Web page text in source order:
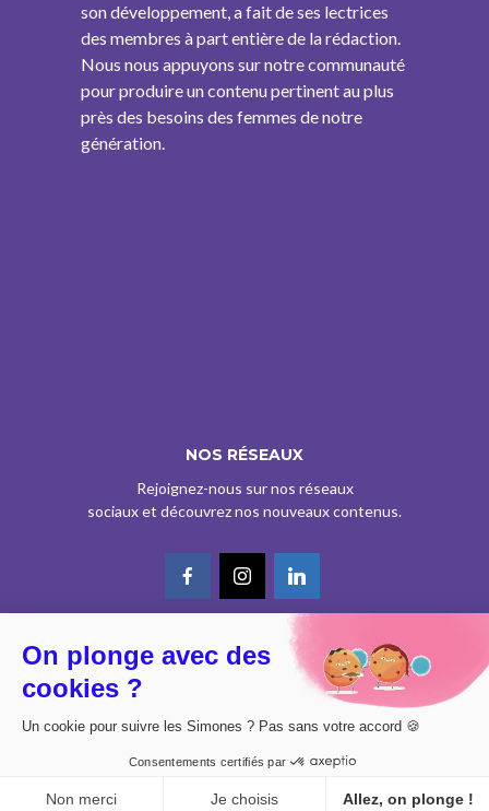
son développement, a fait de ses lectrices
des membres à part entière de la rédaction.
Nous nous appuyons sur notre communauté
pour produire un contenu pertinent au plus
près des besoins des femmes de notre
génération.
NOS RÉSEAUX
Rejoignez-nous sur nos réseaux
sociaux et découvrez nos nouveaux contenus.
© CE SITE EST AGRÉÉ COMME SERVICE DE PRESSE EN LIGNE PAR LA
CPPAP SOUS LE N° 0626 Z 93934 (IPG ART.39BISA CGI)
POLITIQUE DE CONFIDENTIALITÉ
On plonge avec des
cookies ?
Un cookie pour suivre les Simones ? Pas sans votre accord 🍪
Consentements certifiés par
Non merci Je choisis Allez, on plonge !